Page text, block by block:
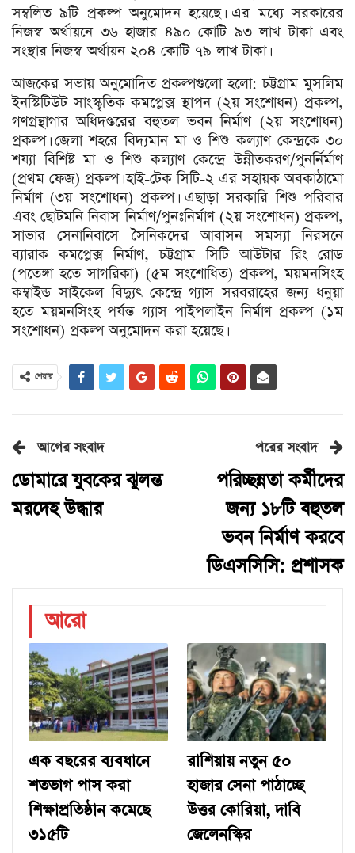
সম্বলিত ৯টি প্রকল্প অনুমোদন হয়েছে। এর মধ্যে সরকারের
নিজস্ব অর্থায়নে ৩৬ হাজার ৪৯০ কোটি ৯৩ লাখ টাকা এবং
সংস্থার নিজস্ব অর্থায়ন ২০৪ কোটি ৭৯ লাখ টাকা।
আজকের সভায় অনুমোদিত প্রকল্পগুলো হলো: চট্টগ্রাম মুসলিম
ইনস্টিটিউট সাংস্কৃতিক কমপ্লেক্স স্থাপন (২য় সংশোধন) প্রকল্প,
গণগ্রন্থাগার অধিদপ্তরের বহুতল ভবন নির্মাণ (২য় সংশোধন)
প্রকল্প। জেলা শহরে বিদ্যমান মা ও শিশু কল্যাণ কেন্দ্রকে ৩০
শয্যা বিশিষ্ট মা ও শিশু কল্যাণ কেন্দ্রে উন্নীতকরণ/পুনর্নির্মাণ
(প্রথম ফেজ) প্রকল্প। হাই-টেক সিটি-২ এর সহায়ক অবকাঠামো
নির্মাণ (৩য় সংশোধন) প্রকল্প। এছাড়া সরকারি শিশু পরিবার
এবং ছোটমনি নিবাস নির্মাণ/পুনঃনির্মাণ (২য় সংশোধন) প্রকল্প,
সাভার সেনানিবাসে সৈনিকদের আবাসন সমস্যা নিরসনে
ব্যারাক কমপ্লেক্স নির্মাণ, চট্টগ্রাম সিটি আউটার রিং রোড
(পতেঙ্গা হতে সাগরিকা) (৫ম সংশোধিত) প্রকল্প, ময়মনসিংহ
কম্বাইন্ড সাইকেল বিদ্যুৎ কেন্দ্রে গ্যাস সরবরাহের জন্য ধনুয়া
হতে ময়মনসিংহ পর্যন্ত গ্যাস পাইপলাইন নির্মাণ প্রকল্প (১ম
সংশোধন) প্রকল্প অনুমোদন করা হয়েছে।
শেয়ার
আগের সংবাদ
ডোমারে যুবকের ঝুলন্ত
মরদেহ উদ্ধার
পরের সংবাদ
পরিচ্ছন্নতা কর্মীদের
জন্য ১৮টি বহুতল
ভবন নির্মাণ করবে
ডিএসসিসি: প্রশাসক
আরো
এক বছরের ব্যবধানে
শতভাগ পাস করা
শিক্ষাপ্রতিষ্ঠান কমেছে
৩১৫টি
রাশিয়ায় নতুন ৫০
হাজার সেনা পাঠাচ্ছে
উত্তর কোরিয়া, দাবি
জেলেনস্কির